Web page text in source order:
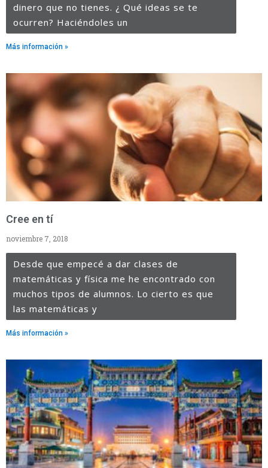
dinero que no tienes. ¿ Qué ideas se te
ocurren? Haciéndoles un
Más información »
Cree en tí
noviembre 7, 2018
Desde que empecé a dar clases de
matemáticas y física me he encontrado con
muchos tipos de alumnos. Lo cierto es que
las matemáticas y
Más información »